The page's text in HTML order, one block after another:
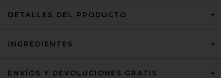
DETALLES DEL PRODUCTO
INGREDIENTES
ENVÍOS Y DEVOLUCIONES GRATIS